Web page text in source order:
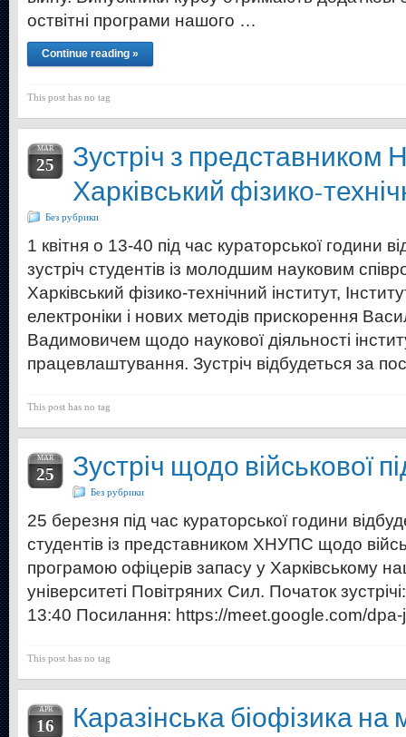
оствітні програми нашого …
Continue reading »
This post has no tag
MAR
25
Зустріч з представником
Харківський фізико-
Без рубрики
1 квітня о 13-40 під час кураторської години
зустріч студентів із молодшим науковим
Харківський фізико-технічний інститут,
електроніки і нових методів прискорення
Вадимовичем щодо наукової діяльності
працевлаштування. Зустріч відбудеться за
This post has no tag
MAR
25 Зустріч щодо військової
Без рубрики
25 березня під час кураторської години
студентів із представником ХНУПС щодо
програмою офіцерів запасу у Харківському
університеті Повітряних Сил. Початок
13:40 Посилання: https://meet.google.com/
This post has no tag
APR
16 Каразінська біофізика на